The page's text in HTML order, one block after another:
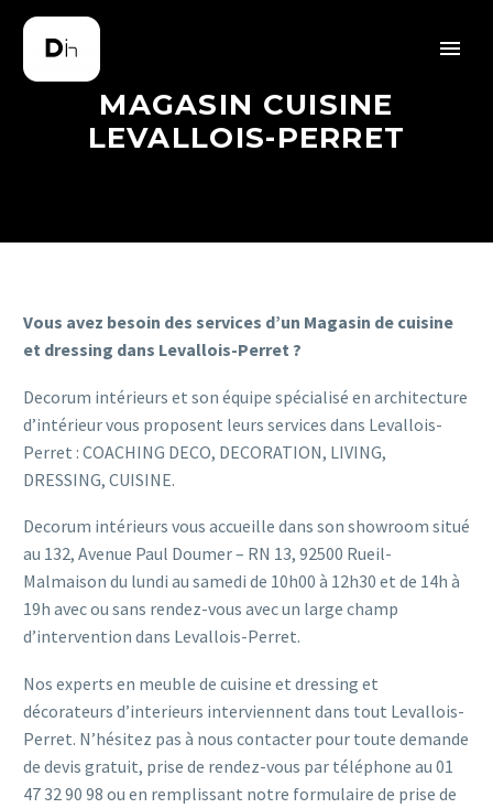
MAGASIN CUISINE
LEVALLOIS-PERRET
Vous avez besoin des services d’un Magasin de cuisine
et dressing dans Levallois-Perret ?
Decorum intérieurs et son équipe spécialisé en architecture
d’intérieur vous proposent leurs services dans Levallois-
Perret : COACHING DECO, DECORATION, LIVING,
DRESSING, CUISINE.
Decorum intérieurs vous accueille dans son showroom situé
au 132, Avenue Paul Doumer – RN 13, 92500 Rueil-
Malmaison du lundi au samedi de 10h00 à 12h30 et de 14h à
19h avec ou sans rendez-vous avec un large champ
d’intervention dans Levallois-Perret.
Nos experts en meuble de cuisine et dressing et
décorateurs d’interieurs interviennent dans tout Levallois-
Perret. N’hésitez pas à nous contacter pour toute demande
de devis gratuit, prise de rendez-vous par téléphone au 01
47 32 90 98 ou en remplissant notre formulaire de prise de